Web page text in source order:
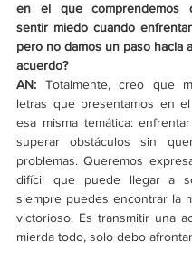
en el que comprendemos
sentir miedo cuando
pero no damos un paso hacia
acuerdo?
AN: Totalmente, creo que
letras que presentamos en
esa misma temática:
superar obstáculos sin
problemas. Queremos
difícil que puede llegar a
siempre puedes encontrar la
victorioso. Es transmitir una
mierda todo, solo debo